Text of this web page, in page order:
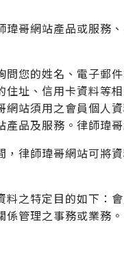
哥網站產品或服務
您的姓名、電子郵
址、信用卡資料等
站須用之會員個人
品及服務。律師瑋
律師瑋哥網站可將
之特定目的如下：
管理之事務或業務。